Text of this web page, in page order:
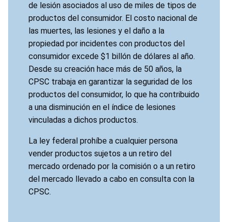
de lesión asociados al uso de miles de tipos de
productos del consumidor. El costo nacional de
las muertes, las lesiones y el daño a la
propiedad por incidentes con productos del
consumidor excede $1 billón de dólares al año.
Desde su creación hace más de 50 años, la
CPSC trabaja en garantizar la seguridad de los
productos del consumidor, lo que ha contribuido
a una disminución en el índice de lesiones
vinculadas a dichos productos.
La ley federal prohíbe a cualquier persona
vender productos sujetos a un retiro del
mercado ordenado por la comisión o a un retiro
del mercado llevado a cabo en consulta con la
CPSC.